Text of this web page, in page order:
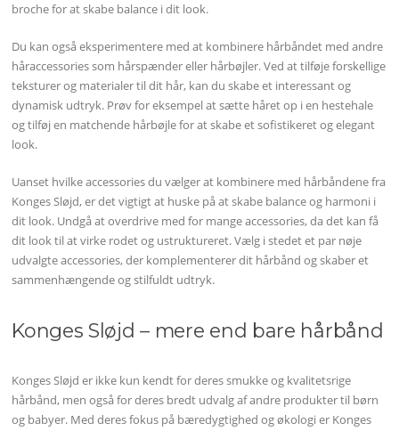
broche for at skabe balance i dit look.
Du kan også eksperimentere med at kombinere hårbåndet med andre
håraccessories som hårspænder eller hårbøjler. Ved at tilføje forskellige
teksturer og materialer til dit hår, kan du skabe et interessant og
dynamisk udtryk. Prøv for eksempel at sætte håret op i en hestehale
og tilføj en matchende hårbøjle for at skabe et sofistikeret og elegant
look.
Uanset hvilke accessories du vælger at kombinere med hårbåndene fra
Konges Sløjd, er det vigtigt at huske på at skabe balance og harmoni i
dit look. Undgå at overdrive med for mange accessories, da det kan få
dit look til at virke rodet og ustruktureret. Vælg i stedet et par nøje
udvalgte accessories, der komplementerer dit hårbånd og skaber et
sammenhængende og stilfuldt udtryk.
Konges Sløjd – mere end bare hårbånd
Konges Sløjd er ikke kun kendt for deres smukke og kvalitetsrige
hårbånd, men også for deres bredt udvalg af andre produkter til børn
og babyer. Med deres fokus på bæredygtighed og økologi er Konges